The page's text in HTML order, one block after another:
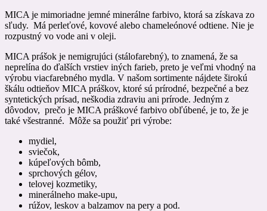
MICA je mimoriadne jemné minerálne farbivo, ktorá sa získava zo
sľudy. Má perleťové, kovové alebo chameleónové odtiene. Nie je
rozpustný vo vode ani v oleji.
MICA prášok je nemigrujúci (stálofarebný), to znamená, že sa
neprelína do ďalších vrstiev iných farieb, preto je veľmi vhodný na
výrobu viacfarebného mydla. V našom sortimente nájdete širokú
škálu odtieňov MICA práškov, ktoré sú prírodné, bezpečné a bez
syntetických prísad, neškodia zdraviu ani prírode. Jedným z
dôvodov, prečo je MICA práškové farbivo obľúbené, je to, že je
také všestranné. Môže sa použiť pri výrobe:
mydiel,
sviečok,
kúpeľových bômb,
sprchových gélov,
telovej kozmetiky,
minerálneho make-upu,
rúžov, leskov a balzamov na pery a pod.